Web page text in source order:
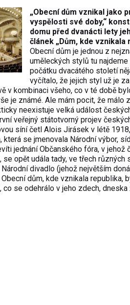
„Obecní dům vznikal jako
vyspělosti své doby,“
domu před dvanácti lety
článek „Dům, kde vznikala
Obecní dům je jednou z
uměleckých stylů tu
počátku dvacátého století
vyčítalo, že jejich styl už je
v kombinaci všeho, co v té době
je známé. Ale mám pocit, že
neexistuje velká událost
veřejný státotvorný projev
síní četl Alois Jirásek v létě
se jmenovala Národní výbor,
jednání Občanského fóra, v
se opět udála tady, ve třech
divadlo (jehož největším
Obecní dům, kde vznikala
co se odehrálo v jeho zdech,